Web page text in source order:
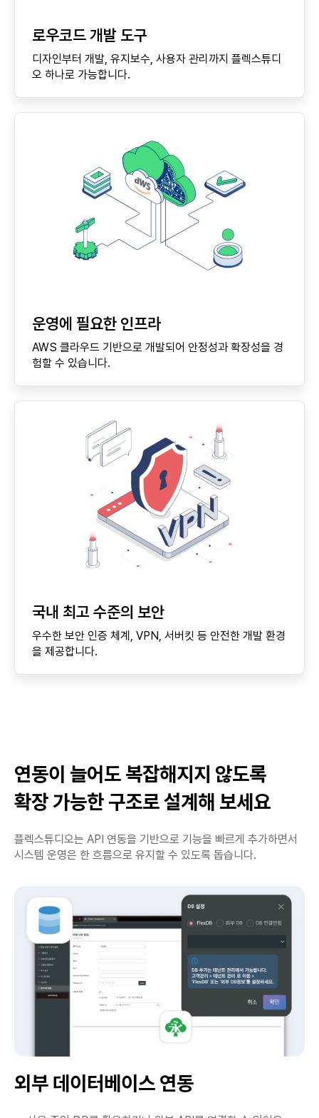
로우코드 개발 도구
디자인부터 개발, 유지보수, 사용자 관리까지 플렉스튜디
오 하나로 가능합니다.
운영에 필요한 인프라
AWS 클라우드 기반으로 개발되어 안정성과 확장성을 경
험할 수 있습니다.
국내 최고 수준의 보안
우수한 보안 인증 체계, VPN, 서버킷 등 안전한 개발 환경
을 제공합니다.
연동이 늘어도 복잡해지지 않도록
확장 가능한 구조로 설계해 보세요
플렉스튜디오는 API 연동을 기반으로 기능을 빠르게 추가하면서
시스템 운영은 한 흐름으로 유지할 수 있도록 돕습니다.
외부 데이터베이스 연동